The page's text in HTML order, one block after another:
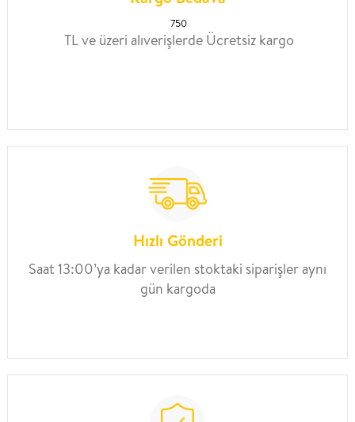
750
TL ve üzeri alıverişlerde Ücretsiz kargo
Hızlı Gönderi
Saat 13:00’ya kadar verilen stoktaki siparişler aynı
gün kargoda